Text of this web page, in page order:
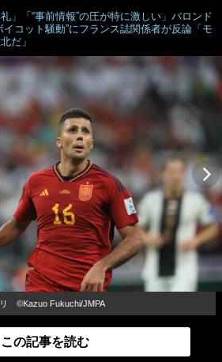
礼」「“事前情報”の圧が特に激しい」バロンド
イコット騒動”にフランス誌関係者が反論「モ
だ」
©Kazuo Fukuchi/JMPA
この記事を読む